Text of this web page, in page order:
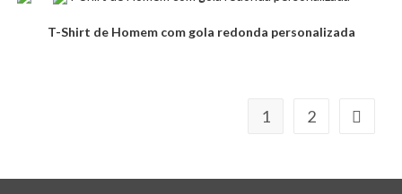
T-Shirt de Homem com gola redonda personalizada
1 2